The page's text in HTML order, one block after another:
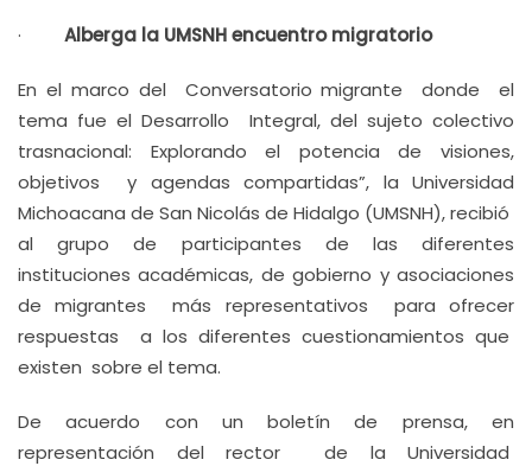
· Alberga la UMSNH encuentro migratorio
En el marco del Conversatorio migrante donde el
tema fue el Desarrollo Integral, del sujeto colectivo
trasnacional: Explorando el potencia de visiones,
objetivos y agendas compartidas”, la Universidad
Michoacana de San Nicolás de Hidalgo (UMSNH), recibió
al grupo de participantes de las diferentes
instituciones académicas, de gobierno y asociaciones
de migrantes más representativos para ofrecer
respuestas a los diferentes cuestionamientos que
existen sobre el tema.
De acuerdo con un boletín de prensa, en
representación del rector de la Universidad